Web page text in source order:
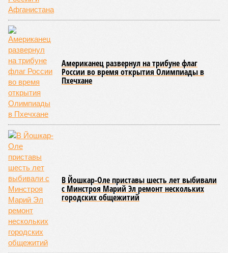
Американец развернул на трибуне флаг
России во время открытия Олимпиады в
Пхечхане
В Йошкар-Оле приставы шесть лет выбивали
с Минстроя Марий Эл ремонт нескольких
городских общежитий